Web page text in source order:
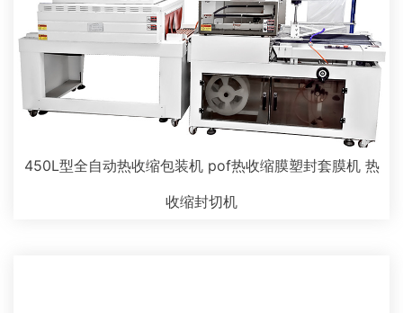
450L型全自动热收缩包装机 pof热收缩膜塑封套膜机 热
收缩封切机